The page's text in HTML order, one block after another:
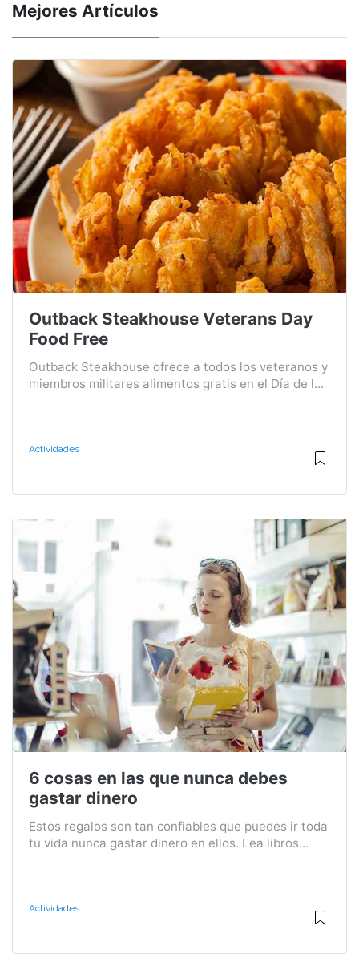
Mejores Artículos
Outback Steakhouse Veterans Day
Food Free
Outback Steakhouse ofrece a todos los veteranos y
miembros militares alimentos gratis en el Día de l...
Actividades
6 cosas en las que nunca debes
gastar dinero
Estos regalos son tan confiables que puedes ir toda
tu vida nunca gastar dinero en ellos. Lea libros...
Actividades